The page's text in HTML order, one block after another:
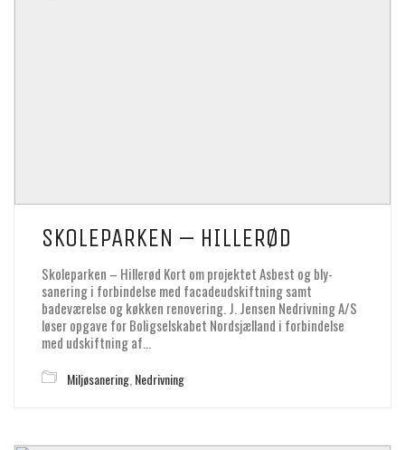
SKOLEPARKEN – HILLERØD
Skoleparken – Hillerød Kort om projektet Asbest og bly-
sanering i forbindelse med facadeudskiftning samt
badeværelse og køkken renovering. J. Jensen Nedrivning A/S
løser opgave for Boligselskabet Nordsjælland i forbindelse
med udskiftning af…
Miljøsanering,Nedrivning